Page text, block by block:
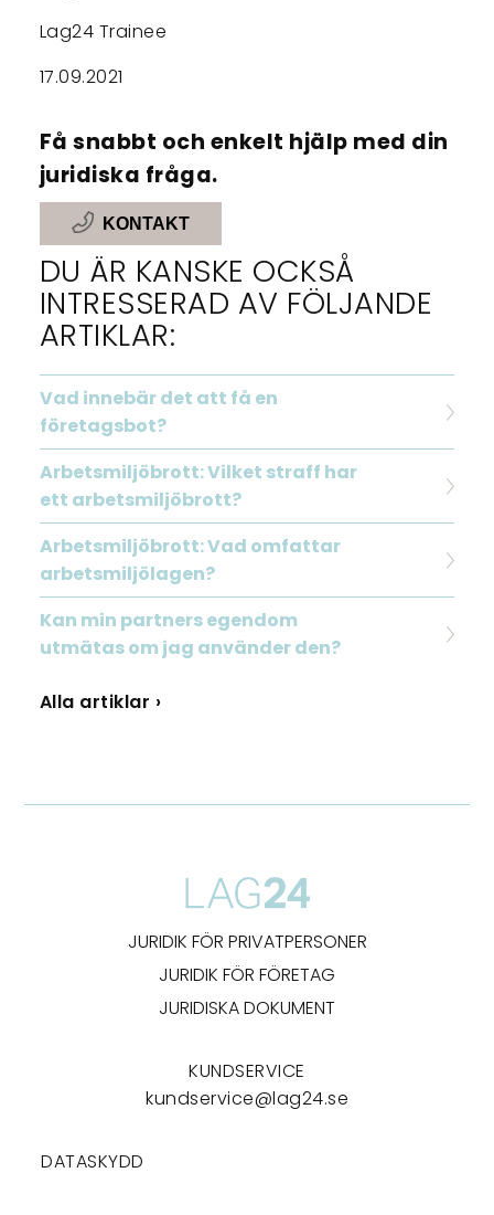
Lag24 Trainee
17.09.2021
Få snabbt och enkelt hjälp med din
juridiska fråga.
KONTAKT
DU ÄR KANSKE OCKSÅ
INTRESSERAD AV FÖLJANDE
ARTIKLAR:
Vad innebär det att få en
företagsbot?
Arbetsmiljöbrott: Vilket straff har
ett arbetsmiljöbrott?
Arbetsmiljöbrott: Vad omfattar
arbetsmiljölagen?
Kan min partners egendom
utmätas om jag använder den?
Alla artiklar ›
JURIDIK FÖR PRIVATPERSONER
JURIDIK FÖR FÖRETAG
JURIDISKA DOKUMENT
KUNDSERVICE
kundservice@lag24.se
DATASKYDD